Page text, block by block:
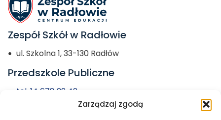
Zarządzaj zgodą
Zespół Szkół w Radłowie
ul. Szkolna 1, 33-130 Radłów
Przedszkole Publiczne
tel. 14 678 22 42
przedszkole@zs-radlow.pl